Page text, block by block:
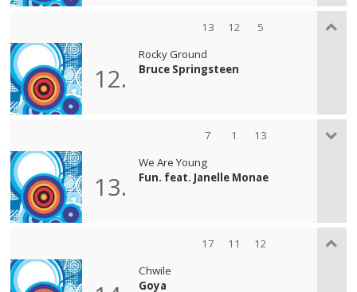
13 12 5
12.
Rocky Ground
Bruce Springsteen
7 1 13
13.
We Are Young
Fun. feat. Janelle Monae
17 11 12
Chwile
Goya